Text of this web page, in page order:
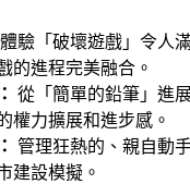
體驗「破壞遊戲」令人
的進程完美融合。
從「簡單的鉛筆」進
權力擴展和進步感。
管理狂熱的、親自動
建設模擬。